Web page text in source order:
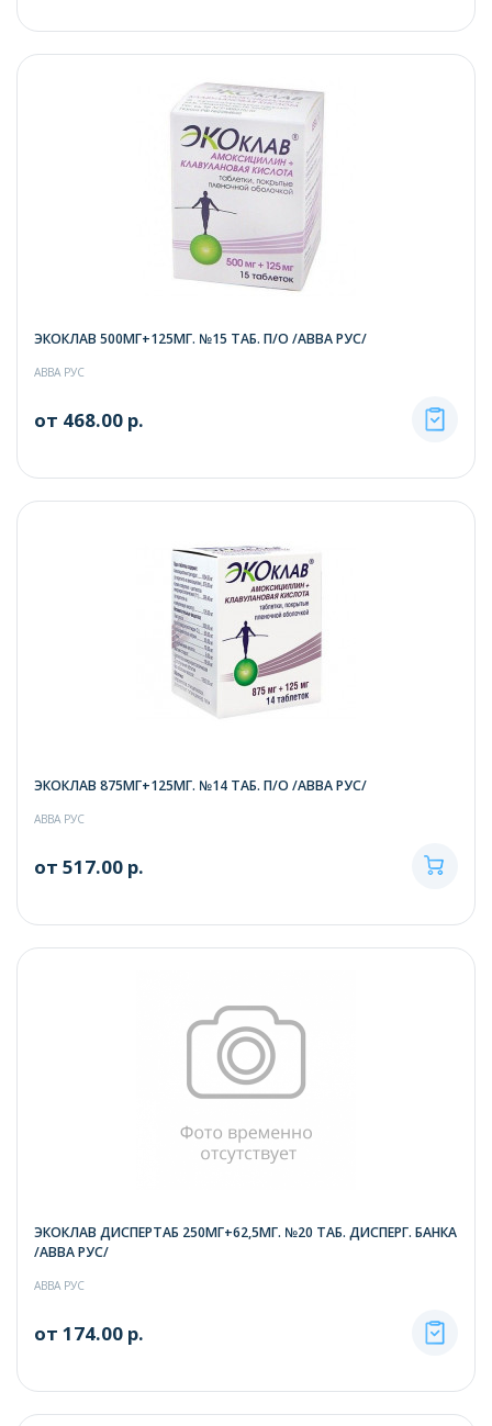
ЭКОКЛАВ 500МГ+125МГ. №15 ТАБ. П/О /АВВА РУС/
АВВА РУС
от 468.00 р.
ЭКОКЛАВ 875МГ+125МГ. №14 ТАБ. П/О /АВВА РУС/
АВВА РУС
от 517.00 р.
ЭКОКЛАВ ДИСПЕРТАБ 250МГ+62,5МГ. №20 ТАБ. ДИСПЕРГ. БАНКА
/АВВА РУС/
АВВА РУС
от 174.00 р.